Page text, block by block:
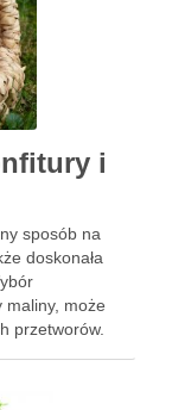
i
sposób na
doskonała
maliny, może
przetworów.